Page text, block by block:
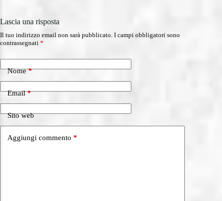
Lascia una risposta
Il tuo indirizzo email non sarà pubblicato. I campi obbligatori sono
contrassegnati *
Nome*
Email*
Sito web
Aggiungi commento *